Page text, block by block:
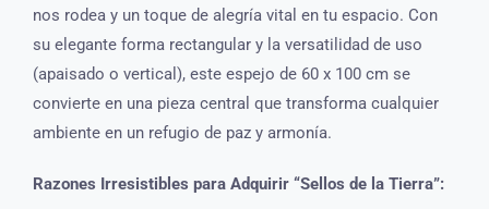
nos rodea y un toque de alegría vital en tu espacio. Con
su elegante forma rectangular y la versatilidad de uso
(apaisado o vertical), este espejo de 60 x 100 cm se
convierte en una pieza central que transforma cualquier
ambiente en un refugio de paz y armonía.
Razones Irresistibles para Adquirir “Sellos de la Tierra”: